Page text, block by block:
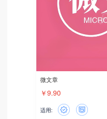
微文章
￥9.90
适用: